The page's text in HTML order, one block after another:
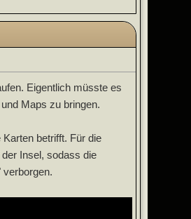
Eigentlich müsste es
Maps zu bringen.
betrifft. Für die
Insel, sodass die
verborgen.